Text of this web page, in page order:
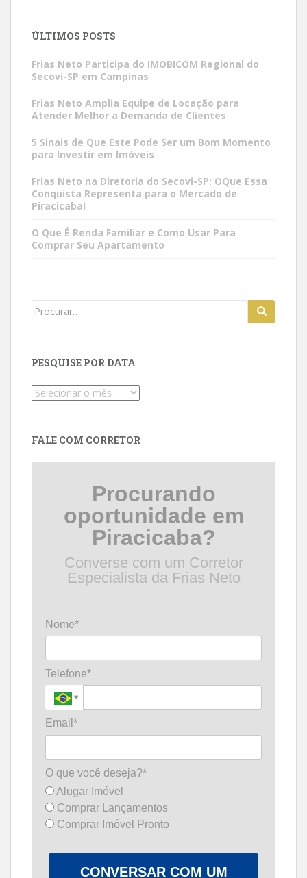
ÚLTIMOS POSTS
Frias Neto Participa do IMOBICOM Regional do
Secovi-SP em Campinas
Frias Neto Amplia Equipe de Locação para
Atender Melhor a Demanda de Clientes
5 Sinais de Que Este Pode Ser um Bom Momento
para Investir em Imóveis
Frias Neto na Diretoria do Secovi-SP: OQue Essa
Conquista Representa para o Mercado de
Piracicaba!
O Que É Renda Familiar e Como Usar Para
Comprar Seu Apartamento
Search
PESQUISE POR DATA
Pesquise
FALE COM CORRETOR
Procurando
oportunidade em
Piracicaba?
Converse com um Corretor
Especialista da Frias Neto
Nome*
Telefone*
Email*
O que você deseja?*
Alugar Imóvel
Comprar Lançamentos
Comprar Imóvel Pronto
CONVERSAR COM UM